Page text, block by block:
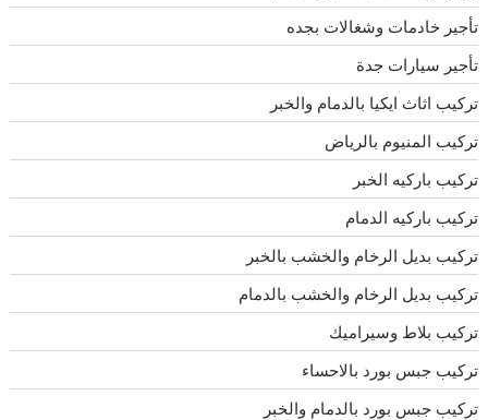
تأجير خادمات وشغالات بجده
تأجير سيارات جدة
تركيب اثاث ايكيا بالدمام والخبر
تركيب المنيوم بالرياض
تركيب باركيه الخبر
تركيب باركيه الدمام
تركيب بديل الرخام والخشب بالخبر
تركيب بديل الرخام والخشب بالدمام
تركيب بلاط وسيراميك
تركيب جبس بورد بالاحساء
تركيب جبس بورد بالدمام والخبر